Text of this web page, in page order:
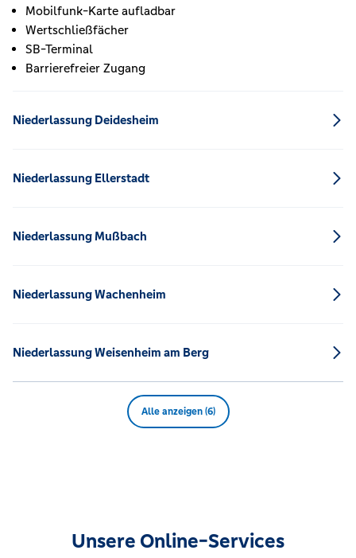
Mobilfunk-Karte aufladbar
Wertschließfächer
SB-Terminal
Barrierefreier Zugang
Niederlassung Deidesheim
Niederlassung Ellerstadt
Niederlassung Mußbach
Niederlassung Wachenheim
Niederlassung Weisenheim am Berg
Alle anzeigen (6)
Unsere Online-Services